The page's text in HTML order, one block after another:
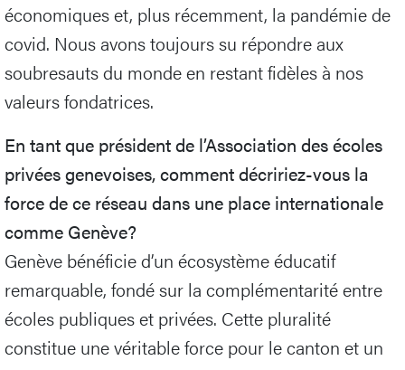
économiques et, plus récemment, la pandémie de
covid. Nous avons toujours su répondre aux
soubresauts du monde en restant fidèles à nos
valeurs fondatrices.
En tant que président de l’Association des écoles
privées genevoises, comment décririez-vous la
force de ce réseau dans une place internationale
comme Genève?
Genève bénéficie d’un écosystème éducatif
remarquable, fondé sur la complémentarité entre
écoles publiques et privées. Cette pluralité
constitue une véritable force pour le canton et un